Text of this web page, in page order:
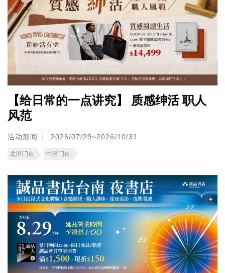
【给日常的一点讲究】 质感绅活 职人
风范
活动期间 2026/07/29~2026/10/31
北区门市 中区门市